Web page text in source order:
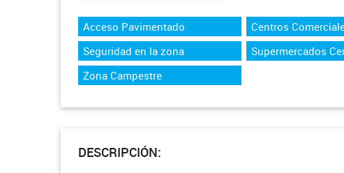
Acceso Pavimentado Centros
Seguridad en la zona
Supermercados
Zona Campestre
DESCRIPCIÓN: